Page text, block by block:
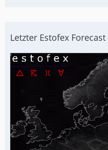
Letzter Estofex Forecast